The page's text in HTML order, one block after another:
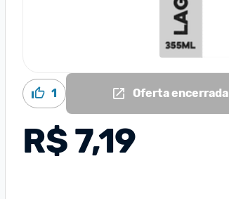
1 Oferta encerrada
R$ 7,19